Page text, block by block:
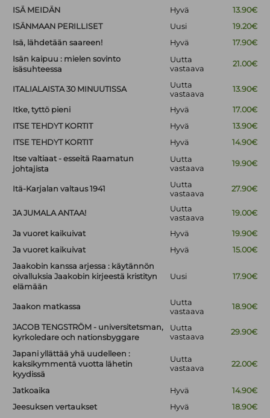
ISÄ MEIDÄN Hyvä
13.90€
ISÄNMAAN PERILLISET
Uusi
19.20€
Isä, lähdetään saareen!
Hyvä
17.90€
Isän kaipuu : mielen sovinto
isäsuhteessa
Uutta
vastaava
21.00€
ITALIALAISTA 30 MINUUTISSA
Uutta
vastaava
13.90€
Itke, tyttö pieni Hyvä
17.00€
ITSE TEHDYT KORTIT
Hyvä
13.90€
ITSE TEHDYT KORTIT
Hyvä
14.90€
Itse valtiaat - esseitä Raamatun
johtajista
Uutta
vastaava
19.90€
Itä-Karjalan valtaus 1941
Uutta
vastaava
27.90€
JA JUMALA ANTAA!
Uutta
vastaava
19.00€
Ja vuoret kaikuivat Hyvä
19.90€
Ja vuoret kaikuivat
Hyvä
15.00€
Jaakobin kanssa arjessa : käytännön
oivalluksia Jaakobin kirjeestä kristityn
elämään
Uusi 17.90€
Jaakon matkassa
Uutta
vastaava
18.90€
JACOB TENGSTRÖM - universitetsman,
kyrkoledare och nationsbyggare
Uutta
vastaava
29.90€
Japani yllättää yhä uudelleen :
kaksikymmentä vuotta lähetin
kyydissä
Uutta
vastaava
22.00€
Jatkoaika Hyvä
14.90€
Jeesuksen vertaukset
Hyvä
18.90€